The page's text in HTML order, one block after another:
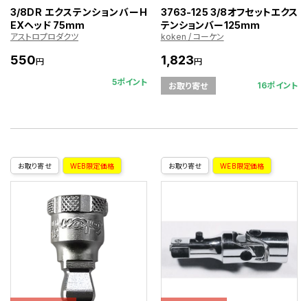
3/8DR エクステンションバーH
EXヘッド 75mm
アストロプロダクツ
550円
5ポイント
3763-125 3/8オフセットエクス
テンションバー125mm
koken / コーケン
1,823円
お取り寄せ 16ポイント
お取り寄せ WEB限定価格 お取り寄せ WEB限定価格